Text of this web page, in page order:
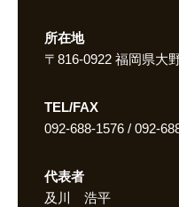
所在地
〒816-0922 福岡県大
TEL/FAX
092-688-1576 / 092-
代表者
及川 浩平